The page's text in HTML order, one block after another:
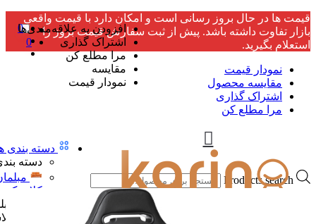
قیمت ها در حال بروز رسانی است و امکان دارد با قیمت واقعی
بازار تفاوت داشته باشد. پیش از ثبت سفارش قیمت بروز را
استعلام بگیرید.
نمودار قیمت
مقایسه محصول
اشتراک گذاری
مرا مطلع کن
0
0
دسته بندی
دسته
کلاسیک
Products search
افزودن به علاقه‌مندی‌ها
اشتراک گذاری
مرا مطلع کن
مقایسه
نمودار قیمت